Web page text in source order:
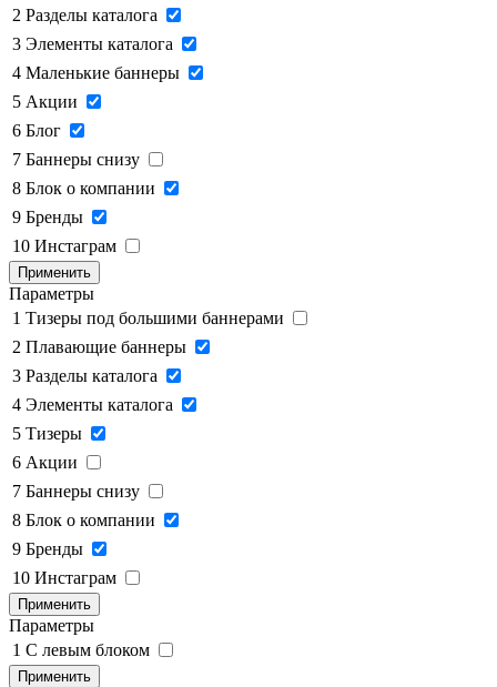
2 Разделы каталога
3 Элементы каталога
4 Маленькие баннеры
5 Акции
6 Блог
7 Баннеры снизу
8 Блок о компании
9 Бренды
10 Инстаграм
Применить
Параметры
1 Тизеры под большими баннерами
2 Плавающие баннеры
3 Разделы каталога
4 Элементы каталога
5 Тизеры
6 Акции
7 Баннеры снизу
8 Блок о компании
9 Бренды
10 Инстаграм
Применить
Параметры
1 C левым блоком
Применить